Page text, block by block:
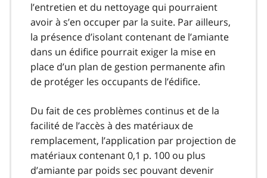
l’entretien et du nettoyage qui pourraient
avoir à s’en occuper par la suite. Par ailleurs,
la présence d’isolant contenant de l’amiante
dans un édifice pourrait exiger la mise en
place d’un plan de gestion permanente afin
de protéger les occupants de l’édifice.
Du fait de ces problèmes continus et de la
facilité de l’accès à des matériaux de
remplacement, l’application par projection de
matériaux contenant 0,1 p. 100 ou plus
d’amiante par poids sec pouvant devenir